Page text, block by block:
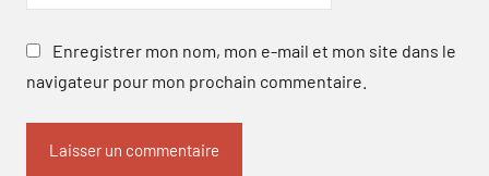
Enregistrer mon nom, mon e-mail et mon site dans le
navigateur pour mon prochain commentaire.